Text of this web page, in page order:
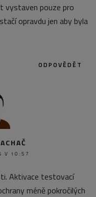
vystaven pouze pro
opravdu jen aby byla
ODPOVĚDĚT
V 10:57
Aktivace testovací
méně pokročilých